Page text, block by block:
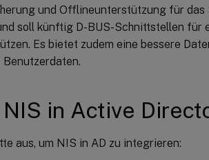
und Offlineunterstützung für das
soll künftig D-BUS-Schnittstellen für
Es bietet zudem eine bessere
in Active
aus, um NIS in AD zu integrieren: